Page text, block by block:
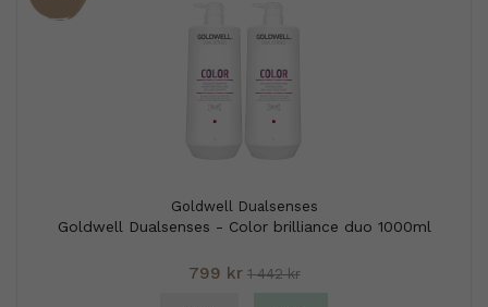
Goldwell Dualsenses
Goldwell Dualsenses - Color brilliance duo 1000ml
799 kr 1 442 kr